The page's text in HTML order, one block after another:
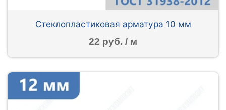
Стеклопластиковая арматура 10 мм
22 руб. / м